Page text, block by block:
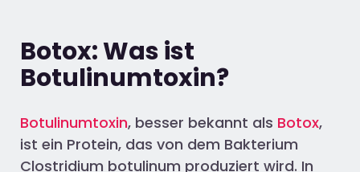
Botox: Was ist
Botulinumtoxin?
Botulinumtoxin, besser bekannt als Botox,
ist ein Protein, das von dem Bakterium
Clostridium botulinum produziert wird. In